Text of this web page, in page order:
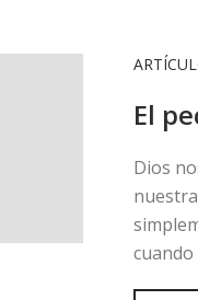
El
Dios